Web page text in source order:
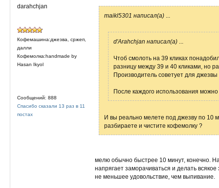
darahchjan
Кофемашина:джезва, сржеп,
далли
Кофемолка:handmade by
Hasan Ikyol
Сообщений: 888
Спасибо сказали 13 раз в 11
постах
maikl5301 написал(а)
d'Arahchjan написал(а)
Чтоб смолоть на 39 кликах
разницу между 39 и 40 кликами, но
Производитель советует для
После каждого использования
И вы реально мелете под джезву по 10
разбираете и чистите кофемолку ?
мелю обычно быстрее 10 минут, конечно.
напрягает заморачиваться и делать
не меньшее удовольствие, чем выпивание.